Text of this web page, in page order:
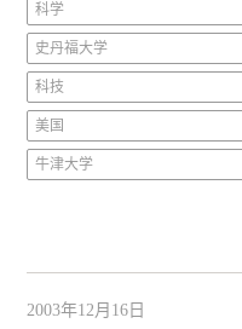
科学
史丹福大学
科技
美国
牛津大学
2003年12月16日